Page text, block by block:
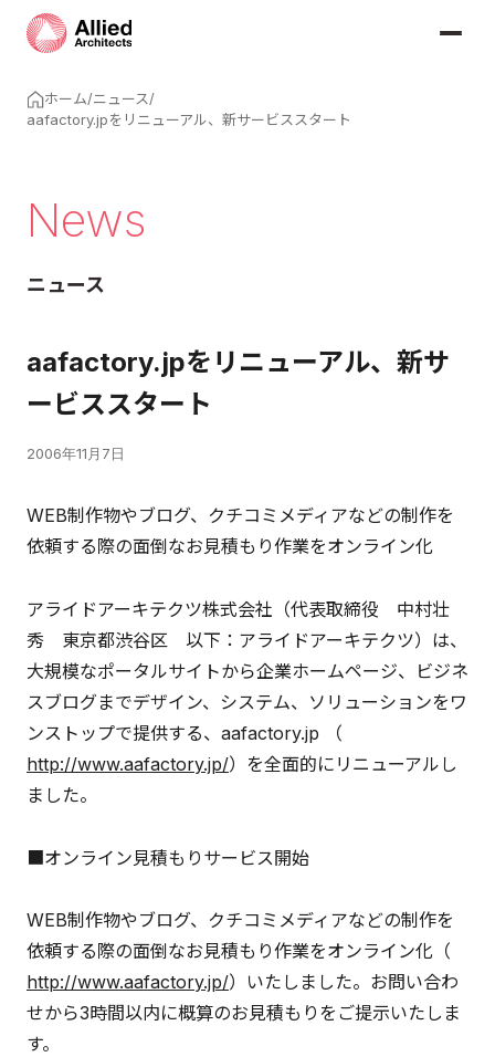
ホーム/ニュース/
aafactory.jpをリニューアル、新サービススタート
News
ニュース
aafactory.jpをリニューアル、新サ
ービススタート
2006年11月7日
WEB制作物やブログ、クチコミメディアなどの制作を
依頼する際の面倒なお見積もり作業をオンライン化
アライドアーキテクツ株式会社（代表取締役 中村壮
秀 東京都渋谷区 以下：アライドアーキテクツ）は、
大規模なポータルサイトから企業ホームページ、ビジネ
スブログまでデザイン、システム、ソリューションをワ
ンストップで提供する、aafactory.jp （
http://www.aafactory.jp/）を全面的にリニューアルし
ました。
■オンライン見積もりサービス開始
WEB制作物やブログ、クチコミメディアなどの制作を
依頼する際の面倒なお見積もり作業をオンライン化（
http://www.aafactory.jp/）いたしました。お問い合わ
せから3時間以内に概算のお見積もりをご提示いたしま
す。